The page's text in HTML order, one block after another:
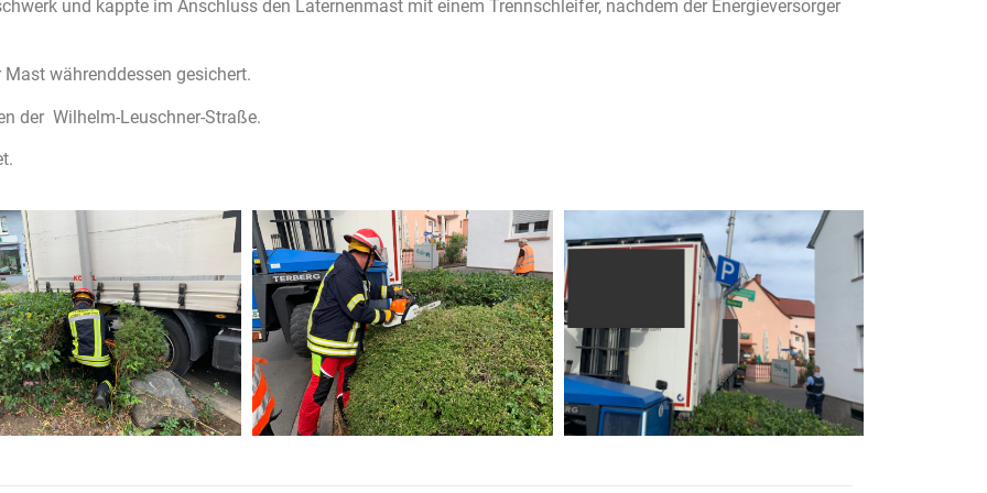
und kappte im Anschluss den Laternenmast mit einem Trennschleifer, nachdem der Energieversorger
währenddessen gesichert.
der Wilhelm-Leuschner-Straße.